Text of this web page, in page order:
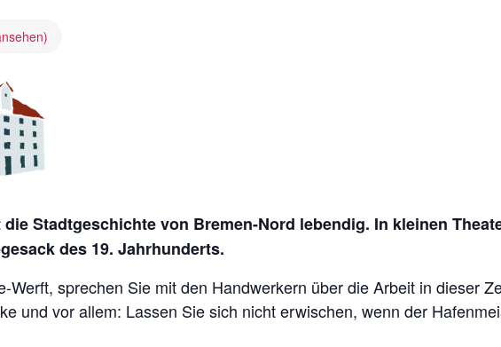
Stadtgeschichte von Bremen-Nord lebendig. In kleinen
des 19. Jahrhunderts.
sprechen Sie mit den Handwerkern über die Arbeit in dieser
und vor allem: Lassen Sie sich nicht erwischen, wenn der